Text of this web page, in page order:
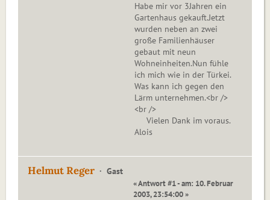
Habe mir vor 3Jahren ein
Gartenhaus gekauft.Jetzt
wurden neben an zwei
große Familienhäuser
gebaut mit neun
Wohneinheiten.Nun fühle
ich mich wie in der Türkei.
Was kann ich gegen den
Lärm unternehmen.<br />
<br />
Vielen Dank im voraus.
Alois
Helmut Reger Gast
« Antwort #1 - am: 10. Februar
2003, 23:54:00 »